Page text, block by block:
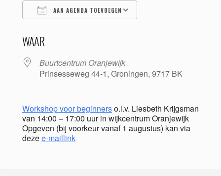
AAN AGENDA TOEVOEGEN
WAAR
Buurtcentrum Oranjewijk
Prinsesseweg 44-1, Groningen, 9717 BK
Workshop voor beginnerso.l.v. Liesbeth Krijgsman
van 14:00 – 17:00 uur in wijkcentrum Oranjewijk
Opgeven (bij voorkeur vanaf 1 augustus) kan via
dezee-maillink